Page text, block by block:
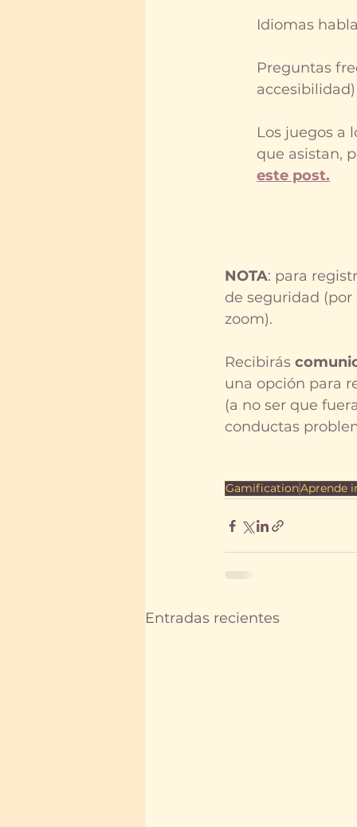
Idiomas
Preguntas
Los juegos a
que asistan,
este post.
NOTA: para
de seguridad
zoom).
Recibirás
una opción para
(a no ser que
conductas
GamificationAprende
Entradas recientes